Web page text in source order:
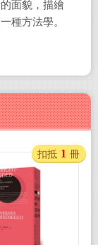
面貌，描繪
種方法學。
扣抵 1 冊